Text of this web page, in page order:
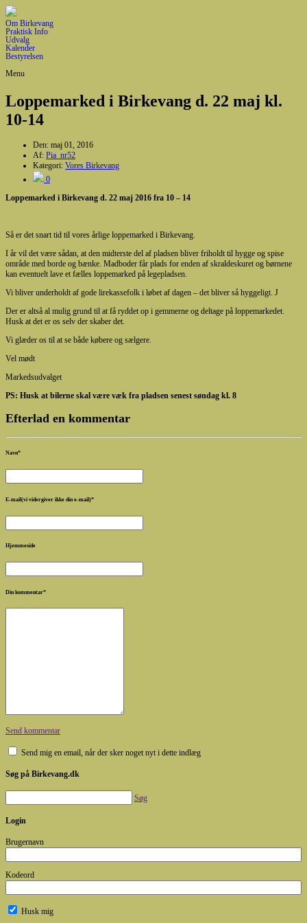
Om Birkevang
Praktisk Info
Udvalg
Kalender
Bestyrelsen
Menu
Loppemarked i Birkevang d. 22 maj kl.
10-14
Den: maj 01, 2016
Af: Pia_nr52
Kategori: Vores Birkevang
0
Loppemarked i Birkevang d. 22 maj 2016 fra 10 – 14
Så er det snart tid til vores årlige loppemarked i Birkevang.
I år vil det være sådan, at den midterste del af pladsen bliver friholdt til hygge og spise
område med borde og bænke. Madboder får plads for enden af skraldeskuret og børnene
kan eventuelt lave et fælles loppemarked på legepladsen.
Vi bliver underholdt af gode lirekassefolk i løbet af dagen – det bliver så hyggeligt. J
Der er altså al mulig grund til at få ryddet op i gemmerne og deltage på loppemarkedet.
Husk at det er os selv der skaber det.
Vi glæder os til at se både købere og sælgere.
Vel mødt
Markedsudvalget
PS: Husk at bilerne skal være væk fra pladsen senest søndag kl. 8
Efterlad en kommentar
Navn*
E-mail(vi vidergiver ikke din e-mail)*
Hjemmeside
Din kommentar*
Send kommentar
Send mig en email, når der sker noget nyt i dette indlæg
Søg på Birkevang.dk
Søg
Login
Brugernavn
Kodeord
Husk mig